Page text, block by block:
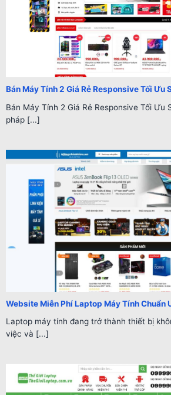
Bán Máy Tính 2 Giá Rẻ Responsive Tối Ưu
Bán Máy Tính 2 Giá Rẻ Responsive Tối Ưu
pháp [...]
Website Miễn Phí Laptop Máy Tính Chuẩn
Laptop máy tính đang trở thành thiết bị
việc và [...]